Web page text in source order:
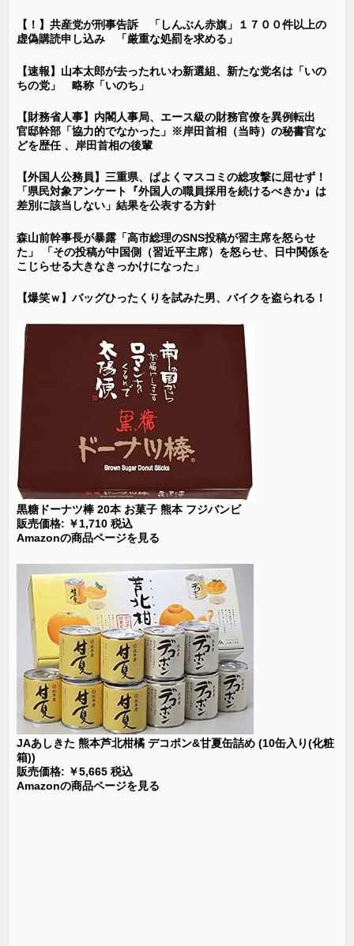
【！】共産党が刑事告訴 「しんぶん赤旗」１７００件以上の
虚偽購読申し込み 「厳重な処罰を求める」
【速報】山本太郎が去ったれいわ新選組、新たな党名は「いの
ちの党」 略称「いのち」
【財務省人事】内閣人事局、エース級の財務官僚を異例転出
官邸幹部「協力的でなかった」※岸田首相（当時）の秘書官な
どを歴任 、岸田首相の後輩
【外国人公務員】三重県、ぱよくマスコミの総攻撃に屈せず！
「県民対象アンケート『外国人の職員採用を続けるべきか』は
差別に該当しない」結果を公表する方針
森山前幹事長が暴露「高市総理のSNS投稿が習主席を怒らせ
た」 「その投稿が中国側（習近平主席）を怒らせ、日中関係を
こじらせる大きなきっかけになった」
【爆笑ｗ】バッグひったくりを試みた男、バイクを盗られる！
黒糖ドーナツ棒 20本 お菓子 熊本 フジバンビ
販売価格: ￥1,710 税込
Amazonの商品ページを見る
JAあしきた 熊本芦北柑橘 デコポン&甘夏缶詰め (10缶入り(化粧
箱))
販売価格: ￥5,665 税込
Amazonの商品ページを見る